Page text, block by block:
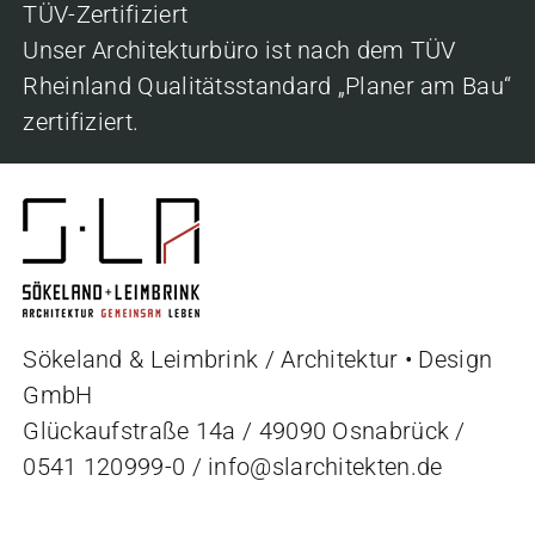
TÜV-Zertifiziert
Unser Architekturbüro ist nach dem TÜV
Rheinland Qualitätsstandard „Planer am Bau“
zertifiziert.
Sökeland & Leimbrink / Architektur • Design
GmbH
Glückaufstraße 14a / 49090 Osnabrück /
0541 120999-0 / info@slarchitekten.de